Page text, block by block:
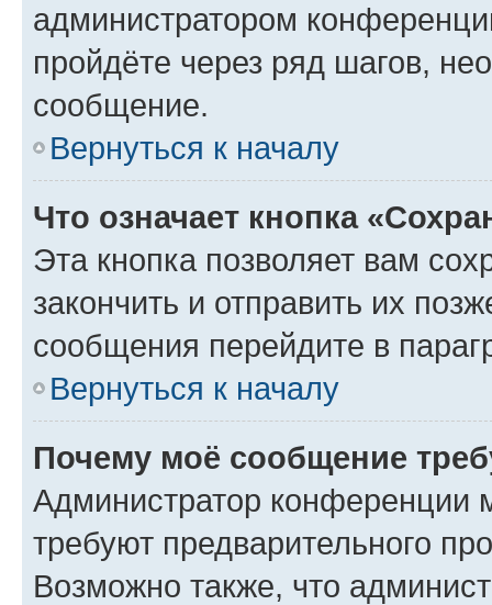
администратором
пройдёте через ряд шагов,
сообщение.
Вернуться к началу
Что означает кнопка
Эта кнопка позволяет вам
закончить и отправить их
сообщения перейдите в
Вернуться к началу
Почему моё сообщение
Администратор конференции
требуют предварительного
Возможно также, что